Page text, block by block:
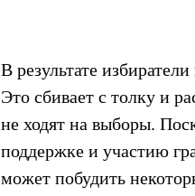
В результате
Это сбивает с толку и
не ходят на выборы.
поддержке и участию
может побудить